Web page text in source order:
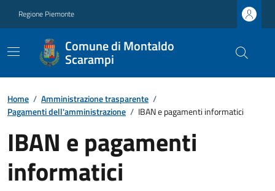
Regione Piemonte
Comune di Montaldo
Scarampi
Home / Amministrazione trasparente /
Pagamenti dell'amministrazione / IBAN e pagamenti informatici
IBAN e pagamenti
informatici